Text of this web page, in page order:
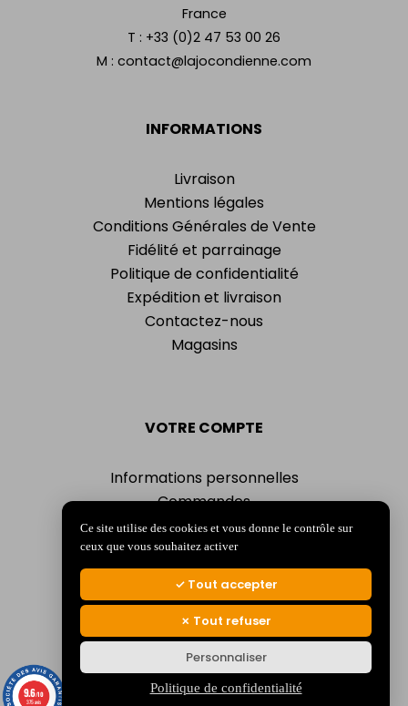
INFORMATIONS
Livraison
Mentions légales
Conditions Générales de Vente
Fidélité et parrainage
Politique de confidentialité
Expédition et livraison
Contactez-nous
Magasins
VOTRE COMPTE
Informations personnelles
Commandes
Adresses
Bons de réduction
Mes alertes
France
T : +33 (0)2 47 53 00 26
M : contact@lajocondienne.com
© 2026 La Jocondienne
Mentions légales-Politique de confidentialité
Ce site utilise des cookies et vous donne le contrôle sur
ceux que vous souhaitez activer
Tout accepter
Tout refuser
Personnaliser
Politique de confidentialité
9.6/10
375 avis